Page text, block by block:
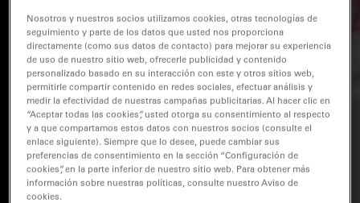
Nosotros y nuestros socios utilizamos cookies, otras tecnologías de
seguimiento y parte de los datos que usted nos proporciona
directamente (como sus datos de contacto) para mejorar su experiencia
de uso de nuestro sitio web, ofrecerle publicidad y contenido
personalizado basado en su interacción con este y otros sitios web,
permitirle compartir contenido en redes sociales, efectuar análisis y
medir la efectividad de nuestras campañas publicitarias. Al hacer clic en
“Aceptar todas las cookies”, usted otorga su consentimiento al respecto
y a que compartamos estos datos con nuestros socios (consulte el
enlace siguiente). Siempre que lo desee, puede cambiar sus
preferencias de consentimiento en la sección “Configuración de
cookies”, en la parte inferior de nuestro sitio web. Para obtener más
información sobre nuestras políticas, consulte nuestro Aviso de
cookies.